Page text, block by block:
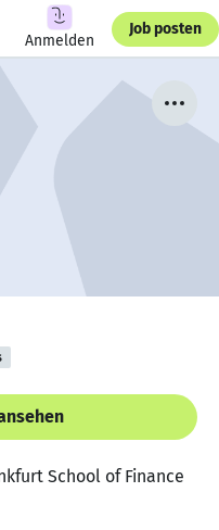
Anmelden
Job posten
School of Finance